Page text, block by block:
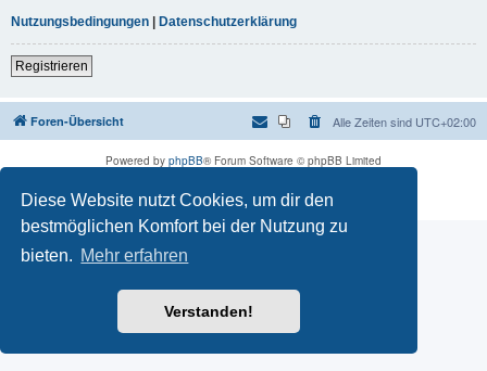
Diese Website nutzt Cookies, um dir den
bestmöglichen Komfort bei der Nutzung zu
bieten. Mehr erfahren
Verstanden!
Nutzungsbedingungen | Datenschutzerklärung
Registrieren
Foren-Übersicht Alle Zeiten sind UTC+02:00
Powered by phpBB® Forum Software © phpBB Limited
Datenschutz|Nutzungsbedingungen